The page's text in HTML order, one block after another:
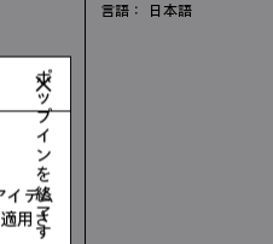
言語： 日本語
ポ
ッ
プ
イ
ン
を
終
了
す
テム
用さ